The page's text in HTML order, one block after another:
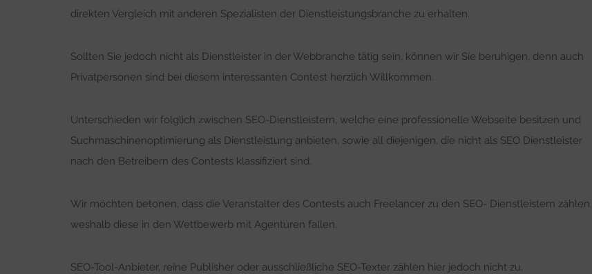
direkten Vergleich mit anderen Spezialisten der Dienstleistungsbranche zu erhalten.
Sollten Sie jedoch nicht als Dienstleister in der Webbranche tätig sein, können wir Sie beruhigen, denn auch
Privatpersonen sind bei diesem interessanten Contest herzlich Willkommen.
Unterschieden wir folglich zwischen SEO-Dienstleistern, welche eine professionelle Webseite besitzen und
Suchmaschinenoptimierung als Dienstleistung anbieten, sowie all diejenigen, die nicht als SEO Dienstleister
nach den Betreibern des Contests klassifiziert sind.
Wir möchten betonen, dass die Veranstalter des Contests auch Freelancer zu den SEO- Dienstleistern zählen,
weshalb diese in den Wettbewerb mit Agenturen fallen.
SEO-Tool-Anbieter, reine Publisher oder ausschließliche SEO-Texter zählen hier jedoch nicht zu.